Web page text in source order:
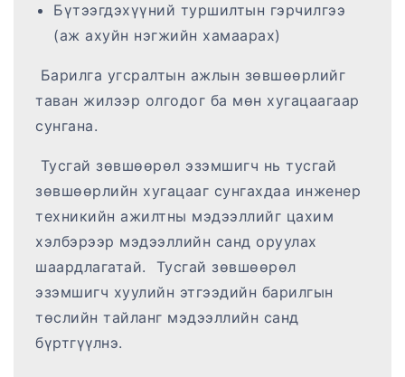
Бүтээгдэхүүний туршилтын гэрчилгээ
(аж ахуйн нэгжийн хамаарах)
Барилга угсралтын ажлын зөвшөөрлийг
таван жилээр олгодог ба мөн хугацаагаар
сунгана.
Тусгай зөвшөөрөл эзэмшигч нь тусгай
зөвшөөрлийн хугацааг сунгахдаа инженер
техникийн ажилтны мэдээллийг цахим
хэлбэрээр мэдээллийн санд оруулах
шаардлагатай. Тусгай зөвшөөрөл
эзэмшигч хуулийн этгээдийн барилгын
төслийн тайланг мэдээллийн санд
бүртгүүлнэ.